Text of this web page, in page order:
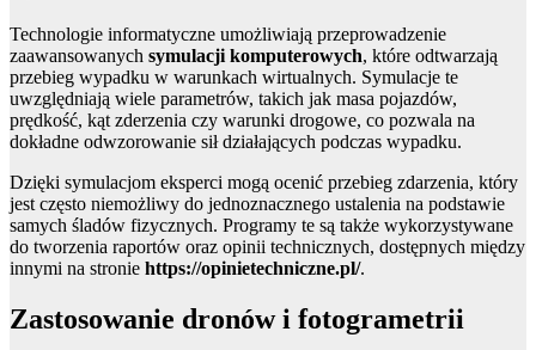
Technologie informatyczne umożliwiają przeprowadzenie
zaawansowanych symulacji komputerowych, które odtwarzają
przebieg wypadku w warunkach wirtualnych. Symulacje te
uwzględniają wiele parametrów, takich jak masa pojazdów,
prędkość, kąt zderzenia czy warunki drogowe, co pozwala na
dokładne odwzorowanie sił działających podczas wypadku.
Dzięki symulacjom eksperci mogą ocenić przebieg zdarzenia, który
jest często niemożliwy do jednoznacznego ustalenia na podstawie
samych śladów fizycznych. Programy te są także wykorzystywane
do tworzenia raportów oraz opinii technicznych, dostępnych między
innymi na stronie https://opinietechniczne.pl/.
Zastosowanie dronów i fotogrametrii